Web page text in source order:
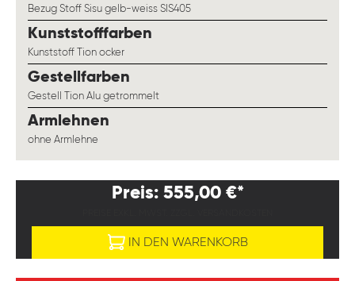
Bezug Stoff Sisu gelb-weiss SIS405
Kunststofffarben
Kunststoff Tion ocker
Gestellfarben
Gestell Tion Alu getrommelt
Armlehnen
ohne Armlehne
Preis: 555,00 €*
IN DEN WARENKORB